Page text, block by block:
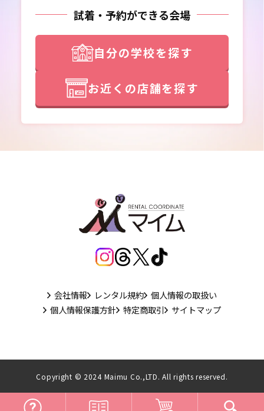
試着・予約ができる会場
自分の学校を探す
お近くの店舗を探す
会社情報 レンタル規約 個人情報の取扱い
個人情報保護方針 特定商取引 サイトマップ
Copyright © 2024 Maimu Co.,LTD. All rights reserved.